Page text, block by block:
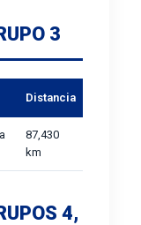
3
Distancia
87,430
km
4,